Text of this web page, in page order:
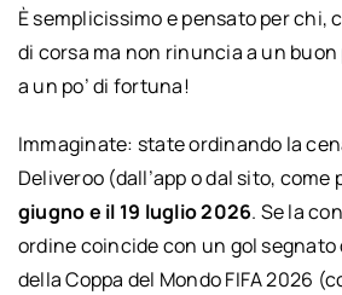
È semplicissimo e pensato per chi,
di corsa ma non rinuncia a un
a un po’ di fortuna!
Immaginate: state ordinando la
Deliveroo (dall’app o dal sito, come
giugno e il 19 luglio 2026. Se la
ordine coincide con un gol
della Coppa del Mondo FIFA 2026